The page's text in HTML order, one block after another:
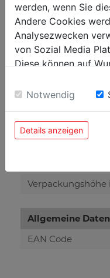
Schall-Druckpegel
Gewicht
Bruttogewicht in
Nettogewicht in
Versandmaße
Allgemeine Daten
EAN Code
werden, wenn Sie
Andere Cookies
Analysezwecken
von Sozial Media
Diese können auf
Einwilligung zu
Notwendig
Details anzeigen